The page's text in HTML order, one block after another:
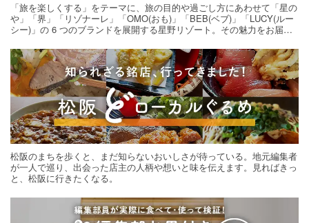
「旅を楽しくする」をテーマに、旅の目的や過ごし方にあわせて「星の
や」「界」「リゾナーレ」「OMO(おも)」「BEB(ベブ)」「LUCY(ルー
シー)」の 6 つのブランドを展開する星野リゾート。その魅力をお届け
松阪のまちを歩くと、まだ知らないおいしさが待っている。地元編集者
が一人で巡り、出会った店主の人柄や想いと味を伝えます。見ればきっ
と、松阪に行きたくなる。